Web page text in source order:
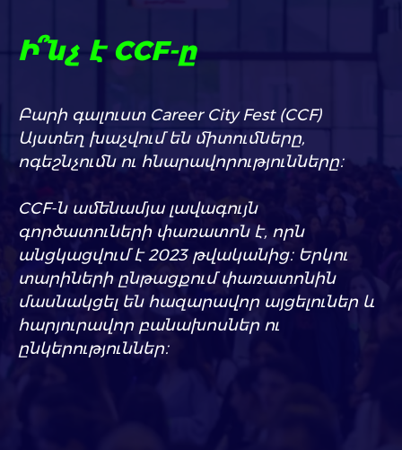
Ի՞նչ է CCF-ը
Բարի գալուստ Career City Fest (CCF)
Այստեղ խաչվում են միտումները,
ոգեշնչումն ու հնարավորությունները։
CCF-ն ամենամյա լավագույն
գործատուների փառատոն է, որն
անցկացվում է 2023 թվականից։ Երկու
տարիների ընթացքում փառատոնին
մասնակցել են հազարավոր այցելուներ և
հարյուրավոր բանախոսներ ու
ընկերություններ։